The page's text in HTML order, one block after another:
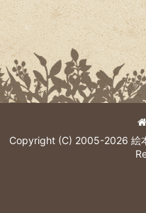
Copyright (C) 2005-2026 絵